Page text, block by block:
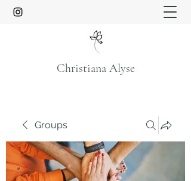
Christiana Alyse
Groups